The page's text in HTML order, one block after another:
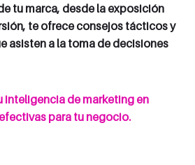
tu marca, desde la exposición
te ofrece consejos tácticos y
asisten a la toma de decisiones
inteligencia de marketing en
para tu negocio.